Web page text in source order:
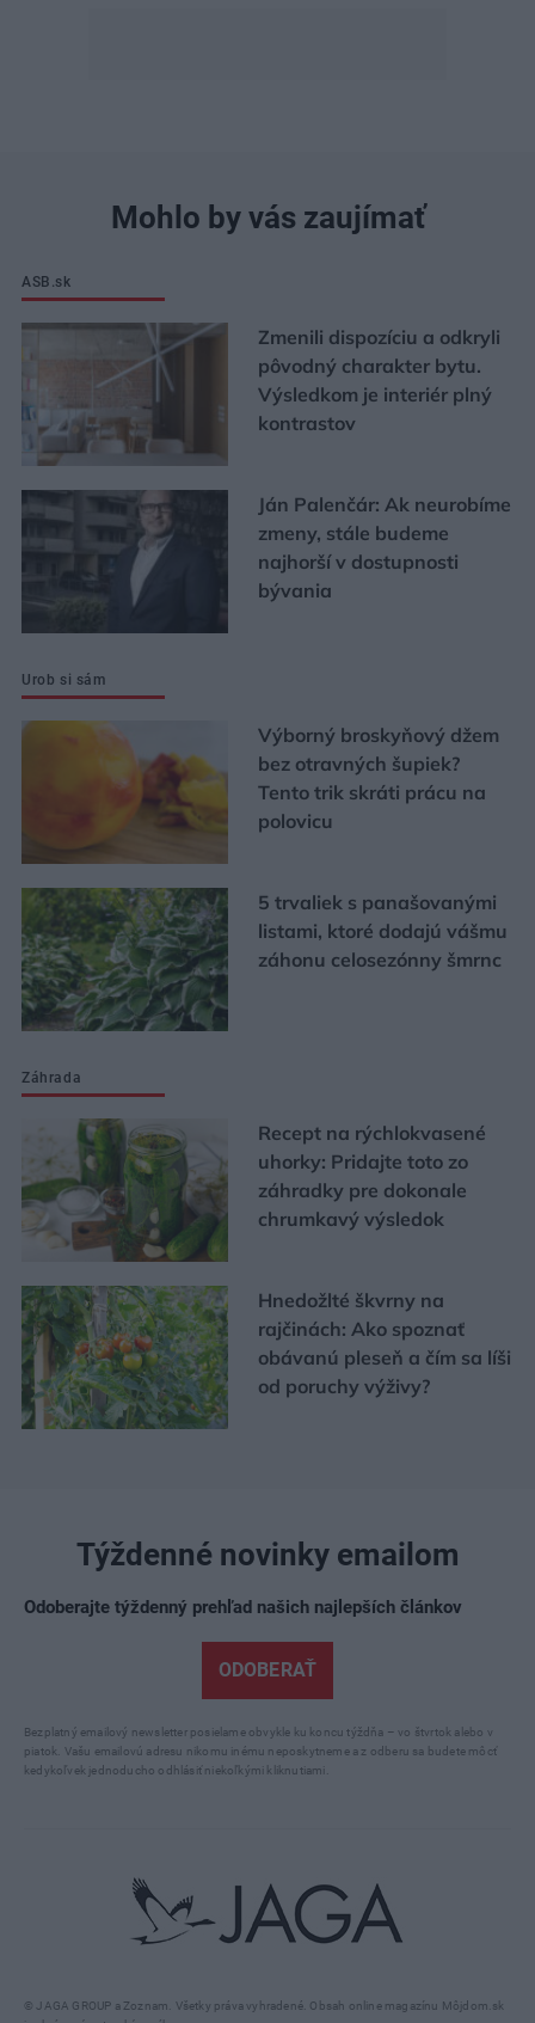
Mohlo by vás zaujímať
ASB.sk
Zmenili dispozíciu a odkryli
pôvodný charakter bytu.
Výsledkom je interiér plný
kontrastov
Ján Palenčár: Ak neurobíme
zmeny, stále budeme
najhorší v dostupnosti
bývania
Urob si sám
Výborný broskyňový džem
bez otravných šupiek?
Tento trik skráti prácu na
polovicu
5 trvaliek s panašovanými
listami, ktoré dodajú vášmu
záhonu celosezónny šmrnc
Záhrada
Recept na rýchlokvasené
uhorky: Pridajte toto zo
záhradky pre dokonale
chrumkavý výsledok
Hnedožlté škvrny na
rajčinách: Ako spoznať
obávanú pleseň a čím sa líši
od poruchy výživy?
© JAGA GROUP a Zoznam. Všetky práva vyhradené. Obsah online magazínu Môjdom.sk
Týždenné novinky emailom
Odoberajte týždenný prehľad našich najlepších článkov
ODOBERAŤ
Bezplatný emailový newsletter posielame obvykle ku koncu týždňa – vo štvrtok alebo v
piatok. Vašu emailovú adresu nikomu inému neposkytneme a z odberu sa budete môcť
kedykoľvek jednoducho odhlásiť niekoľkými kliknutiami.